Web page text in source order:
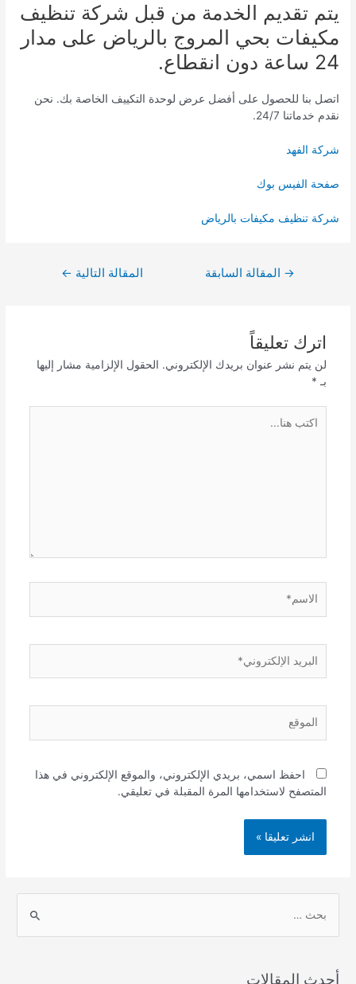
يتم تقديم الخدمة من قبل شركة تنظيف
مكيفات بحي المروج بالرياض على مدار
24 ساعة دون انقطاع.
اتصل بنا للحصول على أفضل عرض لوحدة التكييف الخاصة بك. نحن
نقدم خدماتنا 24/7.
شركة الفهد
صفحة الفيس بوك
شركة تنظيف مكيفات بالرياض
→ المقالة السابقة المقالة التالية ←
اترك تعليقاً
لن يتم نشر عنوان بريدك الإلكتروني. الحقول الإلزامية مشار إليها
بـ *
هنا...
الإلكتروني*
احفظ اسمي، بريدي الإلكتروني، والموقع الإلكتروني في هذا
المتصفح لاستخدامها المرة المقبلة في تعليقي.
r
أحدث المقالات